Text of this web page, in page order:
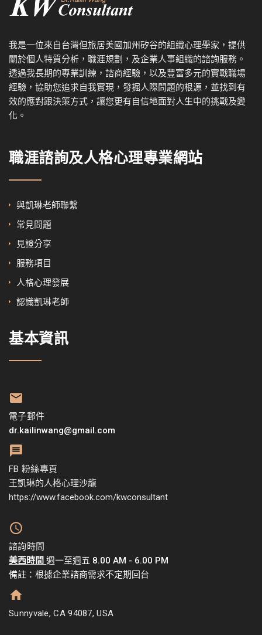
我是一位來自台灣但旅居美國加州矽谷的組織心理學家，提供
關於個人特質分析，職涯規劃，及企業人事組織的諮詢服務。
透過我長期的專業訓練，諮商經驗，以及豐富多元的實戰職場
經驗，協助您追求自我實現，發掘人際問題的根源，並找到有
效的應對跟決策方式，讓您更有自信地面對人生中的挑戰及變
化。
職涯諮詢及人格心理專業網站
與凱琳老師聯繫
常見問題
見證分享
服務項目
人格心理發展
認識凱琳老師
基本資訊
電子郵件
dr.kailinwang@gmail.com
FB 粉絲專頁
王凱琳的人格心理沙龍
https://www.facebook.com/kwconsultant
諮詢時間
美西時間 週一至週五 8.00 AM - 6.00 PM
備註：根據企業諮商需求不定期回台
Sunnyvale, CA 94087, USA